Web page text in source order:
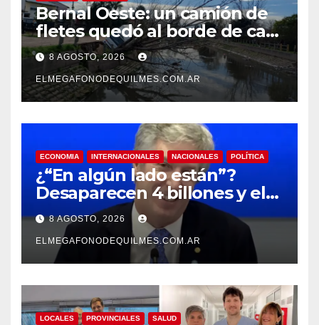
Bernal Oeste: un camión de
fletes quedó al borde de caer
al arroyo Las Piedras
8 AGOSTO, 2026
ELMEGAFONODEQUILMES.COM.AR
ECONOMIA INTERNACIONALES NACIONALES POLÍTICA
¿“En algún lado están”?
Desaparecen 4 billones y el
presidente del BCRA
responde con una risita
8 AGOSTO, 2026
ELMEGAFONODEQUILMES.COM.AR
LOCALES PROVINCIALES SALUD